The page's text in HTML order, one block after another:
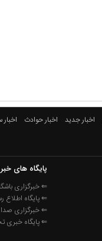
اخبار جدید اخبار حوادث
پایگاه های
⇐ خبرگزاری
⇐ پایگاه اطلاع
⇐ خبرگزاری صدا
⇐ پایگاه خبری